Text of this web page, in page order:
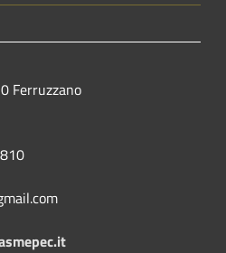
Ferruzzano